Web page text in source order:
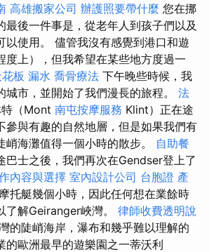
高雄搬家公司 辦護照要帶什麼 您在挪
最後一件事是，從老年人到孩子們以及
以使用。 儘管我沒有感覺到港口和遊
度上），但我希望在某些地方度過一
花板 漏水 喬骨療法 下午晚些時候，我
城市，並開始了我們漫長的旅程。 法
特（Mont 南屯按摩服務 Klint）正在途
參與有趣的自然地層，但是如果我們有
峭海灘值得一個小時的散步。 自助餐
巴士之後，我們再次在Gendser登上了
內容與選擇 室內設計公司 台胞證 產
托艇幾個小時，因此任何想在業餘時
了解Geiranger峽灣。 律師收費透明說
的陡峭海岸，瀑布和幾乎難以理解的
的歐洲最早的遊樂園之一蒂沃利